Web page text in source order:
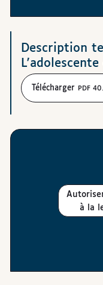
Description
Télécharger PDF
Autoriser les cookies nécessaires
à la